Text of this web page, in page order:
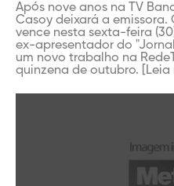
Após nove anos na TV
Casoy deixará a
vence nesta sexta-feira
ex-apresentador do
um novo trabalho na
quinzena de outubro. [Leia